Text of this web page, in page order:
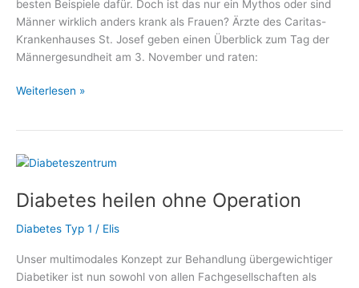
besten Beispiele dafür. Doch ist das nur ein Mythos oder sind
Männer wirklich anders krank als Frauen? Ärzte des Caritas-
Krankenhauses St. Josef geben einen Überblick zum Tag der
Männergesundheit am 3. November und raten:
Tag
Sie
Vorsorge!
Weiterlesen »
Diabetes heilen ohne Operation
Diabetes Typ 1 / Elis
Unser multimodales Konzept zur Behandlung übergewichtiger
Diabetiker ist nun sowohl von allen Fachgesellschaften als